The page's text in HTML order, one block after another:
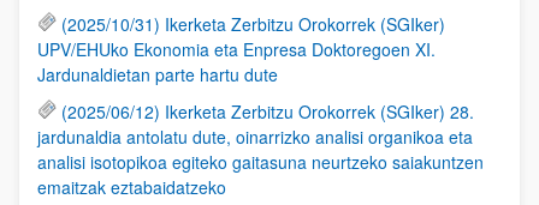
(2025/10/31) Ikerketa Zerbitzu Orokorrek (SGIker)
UPV/EHUko Ekonomia eta Enpresa Doktoregoen XI.
Jardunaldietan parte hartu dute
(2025/06/12) Ikerketa Zerbitzu Orokorrek (SGIker) 28.
jardunaldia antolatu dute, oinarrizko analisi organikoa eta
analisi isotopikoa egiteko gaitasuna neurtzeko saiakuntzen
emaitzak eztabaidatzeko